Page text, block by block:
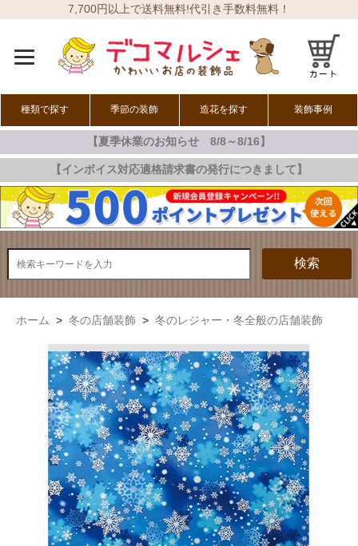
7,700円以上で送料無料!代引き手数料無料！
種類で探す 季節の装飾
春の装飾
夏の装飾
秋の装飾
冬の装飾
オールシーズン
造花を探す 装飾事例
【夏季休業のお知らせ 8/8～8/16】
【インボイス対応適格請求書の発行につきまして】
検索
ホーム > 冬の店舗装飾 > 冬のレジャー・冬全般の店舗装飾